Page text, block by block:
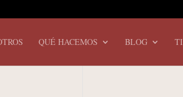
QUÉ HACEMOS BLOG